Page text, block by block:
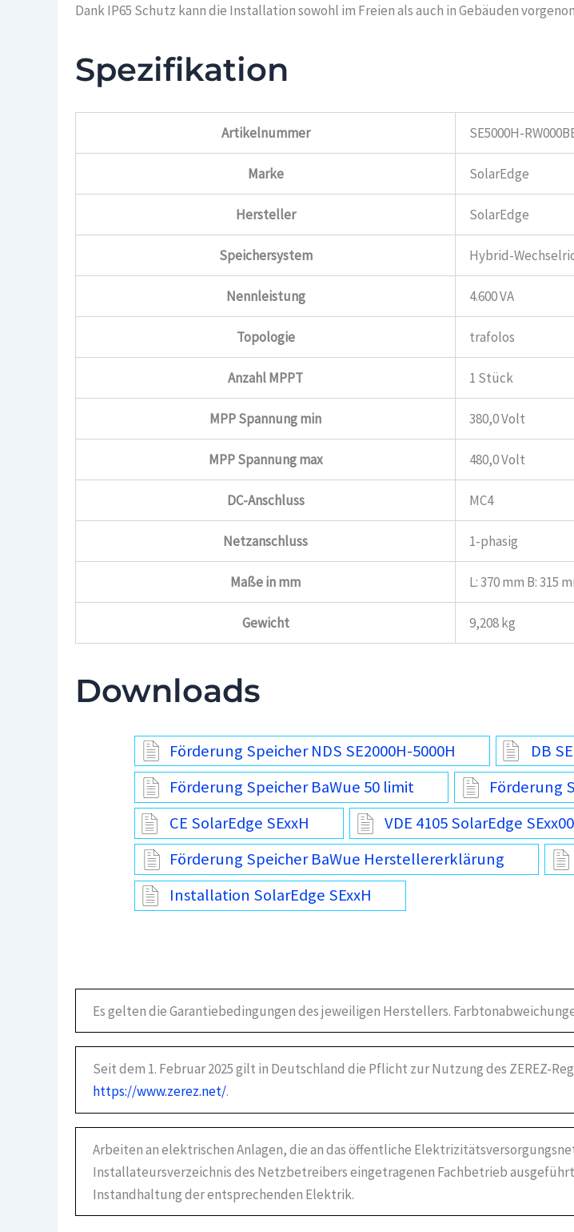
Dank IP65 Schutz kann die Installation sowohl im Freien als auch in Gebäuden
Spezifikation
Artikelnummer SE5000H-
Marke SolarEdge
Hersteller SolarEdge
Speichersystem Hybrid-
Nennleistung 4.600 VA
Topologie trafolos
Anzahl MPPT 1 Stück
MPP Spannung min 380,0 Volt
MPP Spannung max 480,0 Volt
DC-Anschluss MC4
Netzanschluss 1-phasig
Maße in mm L: 370 mm B: 315
Gewicht 9,208 kg
Downloads
Förderung Speicher NDS SE2000H-5000H
DB
Förderung Speicher BaWue 50 limit
Förderung
CE SolarEdge SExxH
VDE 4105 SolarEdge
Förderung Speicher BaWue Herstellererklärung
Installation SolarEdge SExxH
Es gelten die Garantiebedingungen des jeweiligen Herstellers.
Seit dem 1. Februar 2025 gilt in Deutschland die Pflicht zur Nutzung des ZEREZ-
https://www.zerez.net/.
Arbeiten an elektrischen Anlagen, die an das öffentliche
Installateursverzeichnis des Netzbetreibers eingetragenen Fachbetrieb
Instandhaltung der entsprechenden Elektrik.